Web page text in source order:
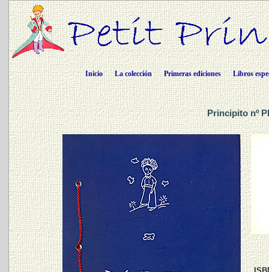
Inicio La colección Primeras ediciones Libros
Principito nº